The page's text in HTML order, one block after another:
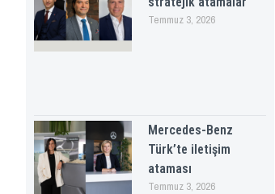
Temmuz 3, 2026
Mercedes-Benz
Türk’te iletişim
ataması
Temmuz 3, 2026